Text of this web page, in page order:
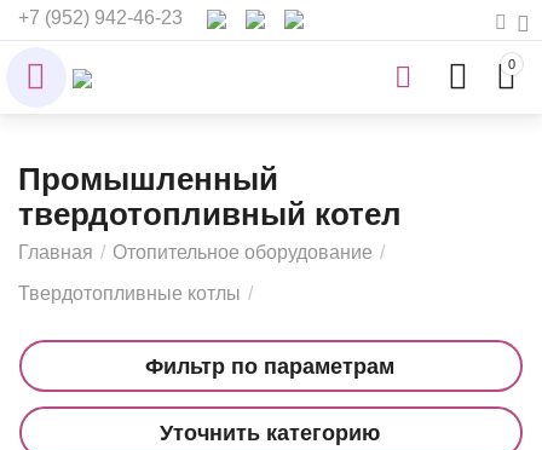
+7 (952) 942-46-23
0
Промышленный
твердотопливный котел
Главная / Отопительное оборудование /
Твердотопливные котлы /
Фильтр по параметрам
Уточнить категорию